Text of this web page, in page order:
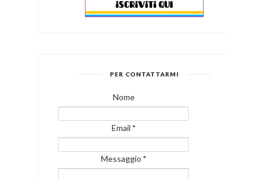
PER CONTATTARMI
Nome
Email *
Messaggio *